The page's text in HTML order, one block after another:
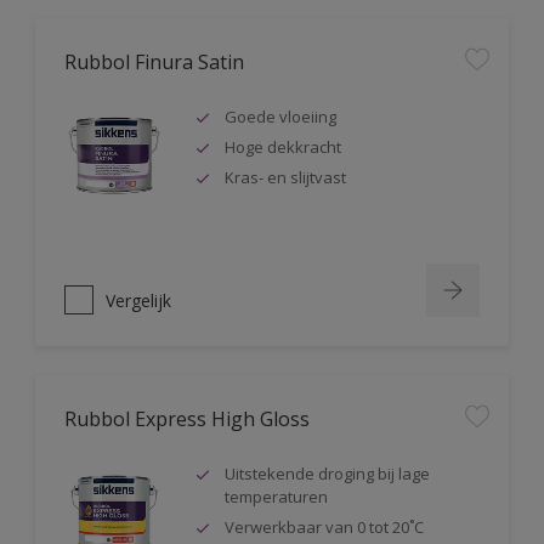
Rubbol Finura Satin
Goede vloeiing
Hoge dekkracht
Kras- en slijtvast
Vergelijk
Rubbol Express High Gloss
Uitstekende droging bij lage
temperaturen
Verwerkbaar van 0 tot 20˚C